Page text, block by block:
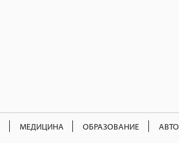
МЕДИЦИНА ОБРАЗОВАНИЕ АВТО